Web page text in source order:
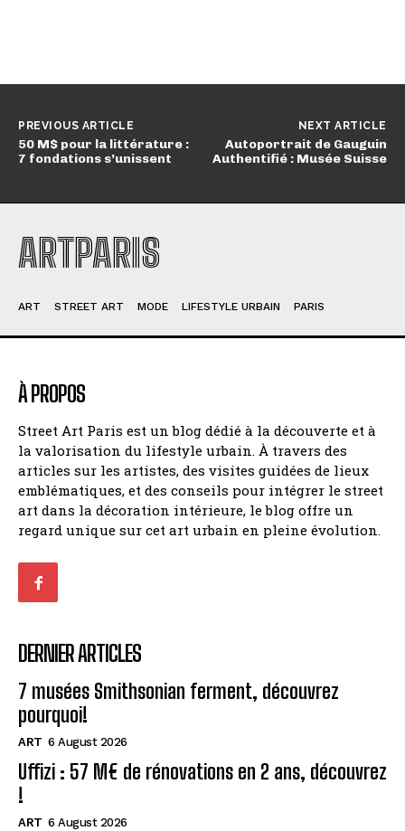
PREVIOUS ARTICLE
50 M$ pour la littérature :
7 fondations s’unissent
NEXT ARTICLE
Autoportrait de Gauguin
Authentifié : Musée Suisse
ARTPARIS
ART STREET ART MODE LIFESTYLE URBAIN PARIS
À PROPOS
Street Art Paris est un blog dédié à la découverte et à
la valorisation du lifestyle urbain. À travers des
articles sur les artistes, des visites guidées de lieux
emblématiques, et des conseils pour intégrer le street
art dans la décoration intérieure, le blog offre un
regard unique sur cet art urbain en pleine évolution.
DERNIER ARTICLES
7 musées Smithsonian ferment, découvrez
pourquoi!
ART 6 August 2026
Uffizi : 57 M€ de rénovations en 2 ans, découvrez
!
ART 6 August 2026